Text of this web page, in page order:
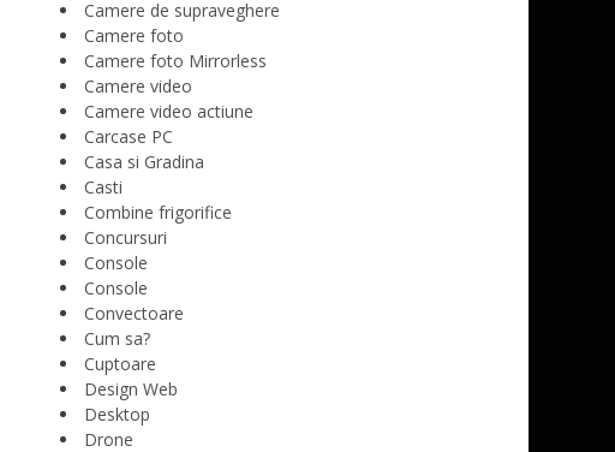
Camere de supraveghere
Camere foto
Camere foto Mirrorless
Camere video
Camere video actiune
Carcase PC
Casa si Gradina
Casti
Combine frigorifice
Concursuri
Console
Console
Convectoare
Cum sa?
Cuptoare
Design Web
Desktop
Drone